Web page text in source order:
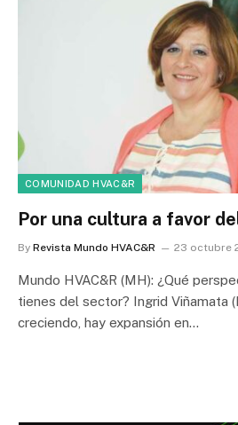
COMUNIDAD HVAC&R
Por una cultura a favor
By Revista Mundo HVAC&R 23 octubre
Mundo HVAC&R (MH): ¿Qué
tienes del sector? Ingrid Viñamata
creciendo, hay expansión en…